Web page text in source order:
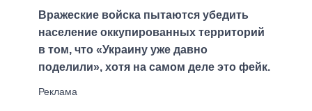
Вражеские войска пытаются убедить
население оккупированных территорий
в том, что «Украину уже давно
поделили», хотя на самом деле это фейк.